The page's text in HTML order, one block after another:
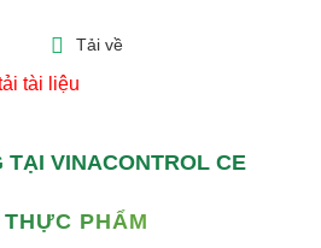
Tải về
tài liệu
TẠI VINACONTROL CE
PHẨM